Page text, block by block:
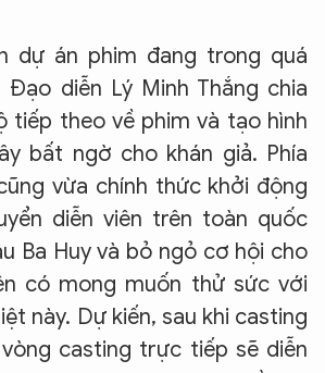
dự án phim đang trong quá
Đạo diễn Lý Minh Thắng chia
tiếp theo về phim và tạo hình
bất ngờ cho khán giả. Phía
vừa chính thức khởi động
diễn viên trên toàn quốc
Ba Huy và bỏ ngỏ cơ hội cho
có mong muốn thử sức với
này. Dự kiến, sau khi casting
casting trực tiếp sẽ diễn